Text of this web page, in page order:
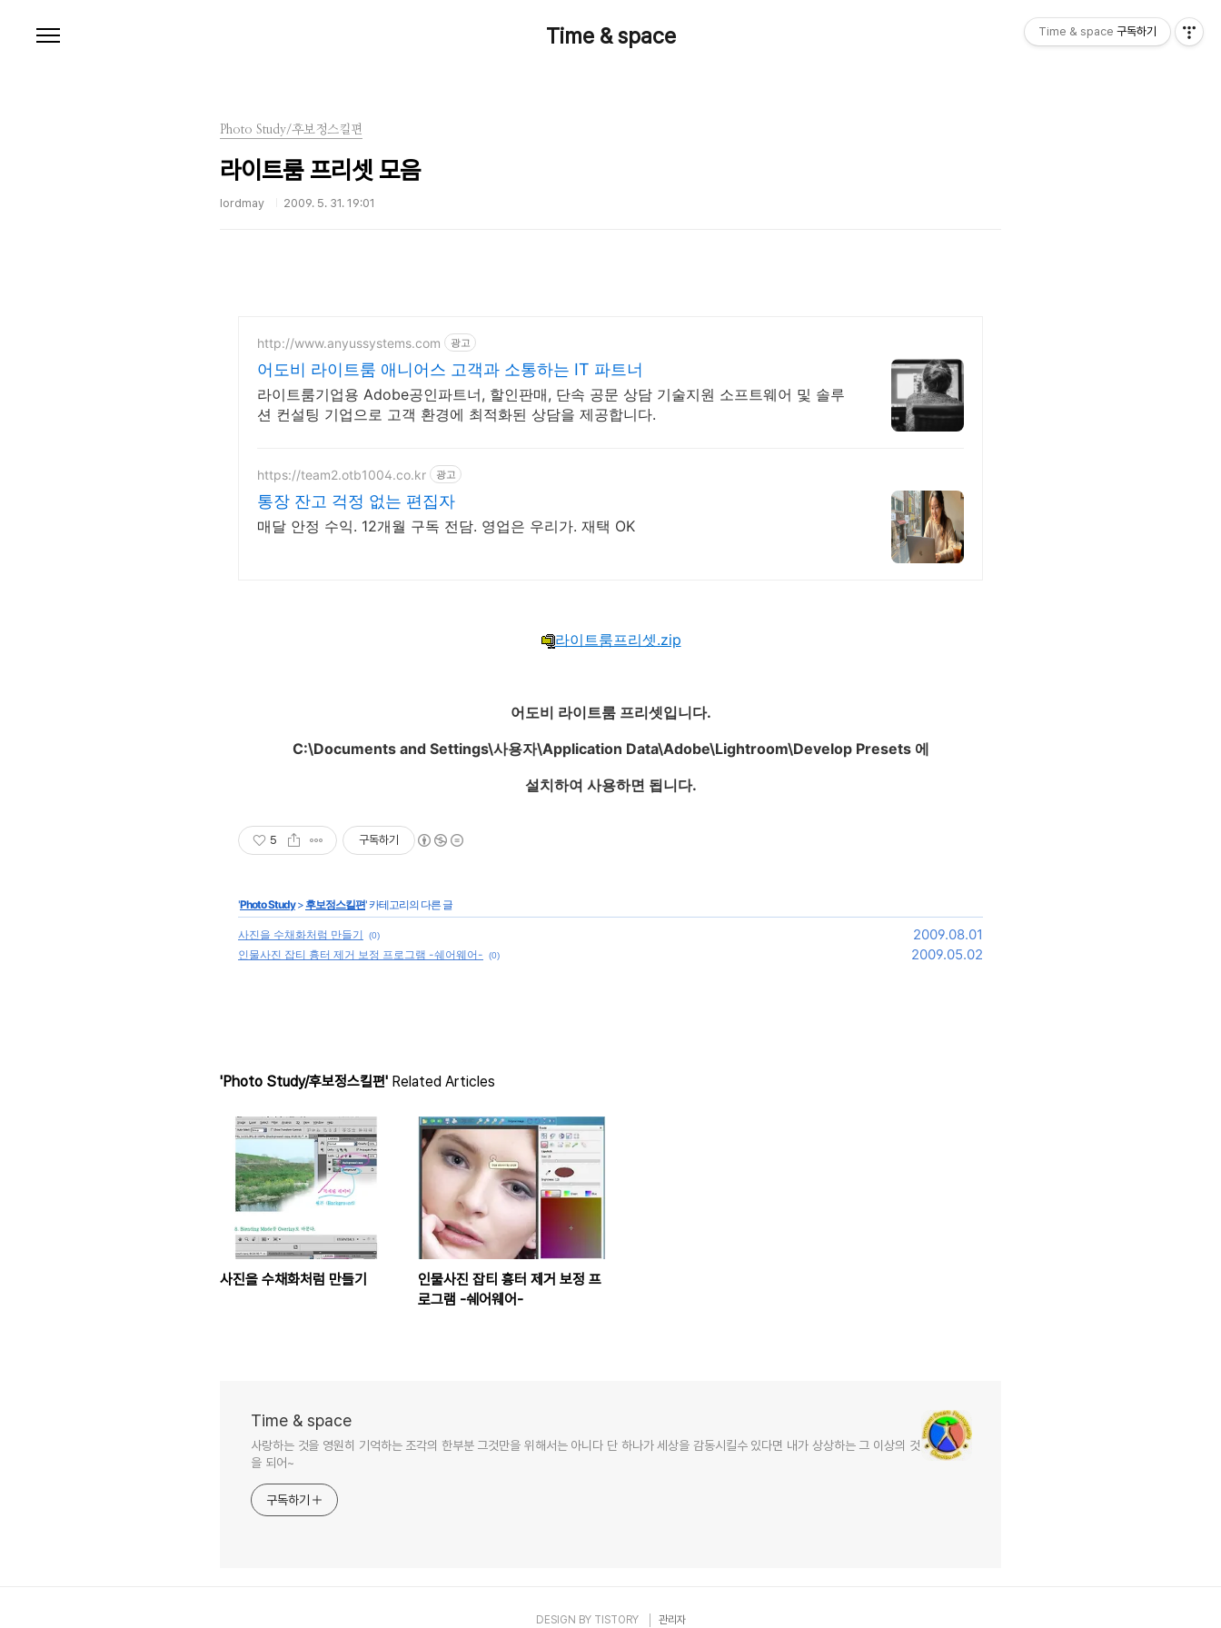
Time & space
Photo Study/후보정스킬편
라이트룸 프리셋 모음
lordmay 2009. 5. 31. 19:01
http://www.anyussystems.com 광고
어도비 라이트룸 애니어스 고객과 소통하는 IT 파트너
라이트룸기업용 Adobe공인파트너, 할인판매, 단속 공문 상담 기술지원 소프트웨어 및 솔루
션 컨설팅 기업으로 고객 환경에 최적화된 상담을 제공합니다.
https://team2.otb1004.co.kr 광고
통장 잔고 걱정 없는 편집자
매달 안정 수익. 12개월 구독 전담. 영업은 우리가. 재택 OK
라이트룸프리셋.zip
어도비 라이트룸 프리셋입니다.
C:\Documents and Settings\사용자\Application Data\Adobe\Lightroom\Develop Presets 에
설치하여 사용하면 됩니다.
5 구독하기
'Photo Study> 후보정스킬편' 카테고리의 다른 글
사진을 수채화처럼 만들기 (0) 2009.08.01
인물사진 잡티 흉터 제거 보정 프로그램 -쉐어웨어- (0) 2009.05.02
'Photo Study/후보정스킬편' Related Articles
사진을 수채화처럼 만들기
인물사진 잡티 흉터 제거 보정 프
로그램 -쉐어웨어-
Time & space
사랑하는 것을 영원히 기억하는 조각의 한부분 그것만을 위해서는 아니다 단 하나가 세상을 감동시킬수 있다면 내가 상상하는 그 이상의 것
을 되어~
구독하기
DESIGN BY TISTORY 관리자
Time & space 구독하기